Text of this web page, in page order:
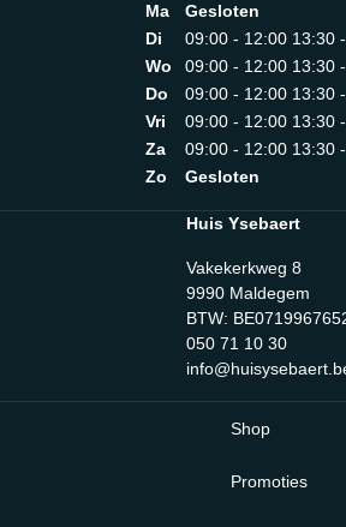
Ma
Gesloten
Di
09:00 - 12:00 13:30
Wo
09:00 - 12:00 13:30
Do
09:00 - 12:00 13:30
Vri
09:00 - 12:00 13:30
Za
09:00 - 12:00 13:30
Zo
Gesloten
Huis Ysebaert
Vakekerkweg 8
9990 Maldegem
BTW:
050 71 10 30
Shop
Promoties